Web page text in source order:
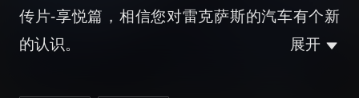
传片-享悦篇，相信您对雷克萨斯的汽车有个新
的认识。
展开